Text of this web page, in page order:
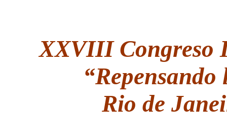
XXVIII Congreso
“Repensando
Rio de